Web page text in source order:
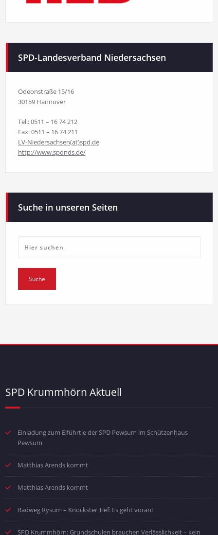
SPD-Landesverband Niedersachsen
Odeonstraße 15/16
30159 Hannover
Tel.: 0511 – 16 74 212
Fax: 0511 – 16 74 211
LV-Niedersachsen(at)spd.de
http://www.spdnds.de/
Suche in unseren Seiten
SPD Krummhörn Aktuell
Einladung zum Elführtje der SPD Pewsum im Schützenhaus
Pewsum
Matthias Arends kommt
Matthias Arends kommt
Radweg Rysum – Knockster Tief: Es geht voran!
SPD Krummhörn: Grundschulen brauchen Verlässlichkeit – kein